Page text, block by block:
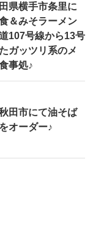
県横手市条里に
＆みそラーメン
107号線から13号
ガッツリ系のメ
事処♪
田市にて油そば
オーダー♪